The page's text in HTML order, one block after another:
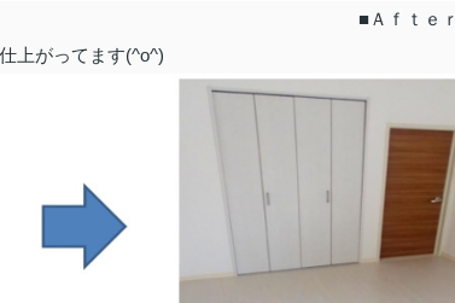
■Ａｆｔｅｒ
上がってます(^o^)